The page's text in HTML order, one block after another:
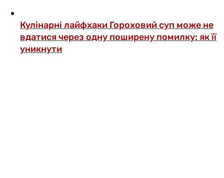
Кулінарні лайфхаки Гороховий суп може не
вдатися через одну поширену помилку: як її
уникнути